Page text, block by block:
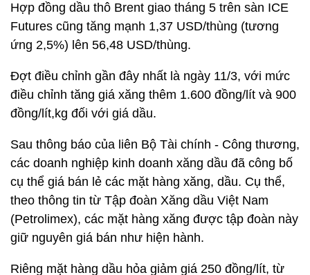
Hợp đồng dầu thô Brent giao tháng 5 trên sàn ICE
Futures cũng tăng mạnh 1,37 USD/thùng (tương
ứng 2,5%) lên 56,48 USD/thùng.
Đợt điều chỉnh gần đây nhất là ngày 11/3, với mức
điều chỉnh tăng giá xăng thêm 1.600 đồng/lít và 900
đồng/lít,kg đối với giá dầu.
Sau thông báo của liên Bộ Tài chính - Công thương,
các doanh nghiệp kinh doanh xăng dầu đã công bố
cụ thể giá bán lẻ các mặt hàng xăng, dầu. Cụ thể,
theo thông tin từ Tập đoàn Xăng dầu Việt Nam
(Petrolimex), các mặt hàng xăng được tập đoàn này
giữ nguyên giá bán như hiện hành.
Riêng mặt hàng dầu hỏa giảm giá 250 đồng/lít, từ